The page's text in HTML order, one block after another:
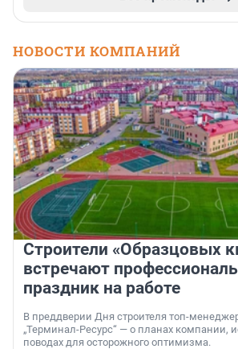
НОВОСТИ КОМПАНИЙ
Строители «Образцовых
встречают
праздник на работе
В преддверии Дня строителя топ-
„Терминал-Ресурс“ — о планах компании,
поводах для осторожного оптимизма.